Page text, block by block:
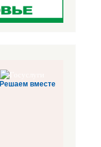
Решаем вместе